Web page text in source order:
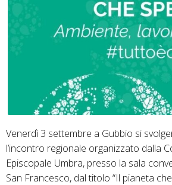
Venerdì 3 settembre a Gubbio si
l’incontro regionale organizzato dalla
Episcopale Umbra, presso la sala
San Francesco, dal titolo “Il pianeta